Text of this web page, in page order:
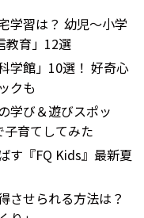
学習は？ 幼児〜小学
教育」12選
学館」10選！ 好奇心
クも
学び＆遊びスポッ
子育てしてみた
す『FQ Kids』最新夏
させられる方法は？